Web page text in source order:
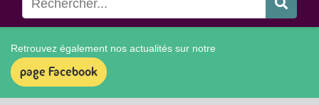
Retrouvez également nos actualités sur notre
page Facebook